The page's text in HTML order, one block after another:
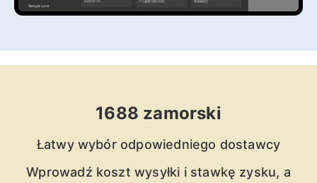
1688 zamorski
Łatwy wybór odpowiedniego dostawcy
Wprowadź koszt wysyłki i stawkę zysku, a